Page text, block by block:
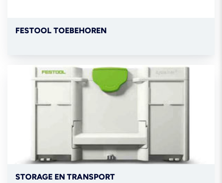
FESTOOL TOEBEHOREN
STORAGE EN TRANSPORT